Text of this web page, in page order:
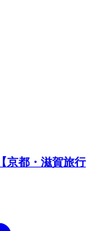
京都・滋賀旅行